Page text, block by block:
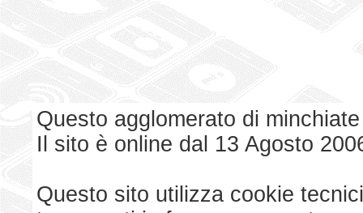
Questo agglomerato di
Il sito è online dal 13 Agosto
Questo sito utilizza cookie